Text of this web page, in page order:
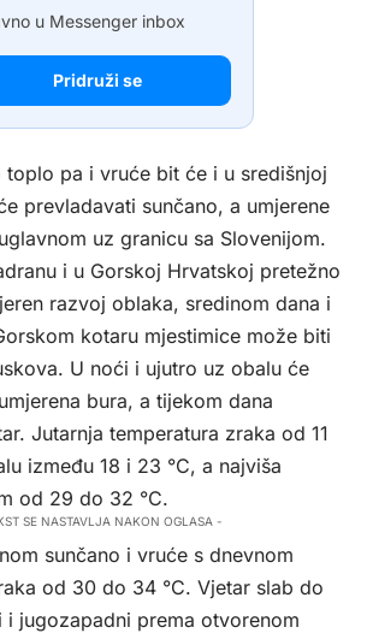
u Messenger inbox
Pridruži se
toplo pa i vruće bit će i u središnjoj
prevladavati sunčano, a umjerene
uz granicu sa Slovenijom.
i u Gorskoj Hrvatskoj pretežno
razvoj oblaka, sredinom dana i
kotaru mjestimice može biti
U noći i ujutro uz obalu će
bura, a tijekom dana
Jutarnja temperatura zraka od 11
između 18 i 23 °C, a najviša
od 29 do 32 °C.
SE NASTAVLJA NAKON OGLASA -
sunčano i vruće s dnevnom
od 30 do 34 °C. Vjetar slab do
i jugozapadni prema otvorenom